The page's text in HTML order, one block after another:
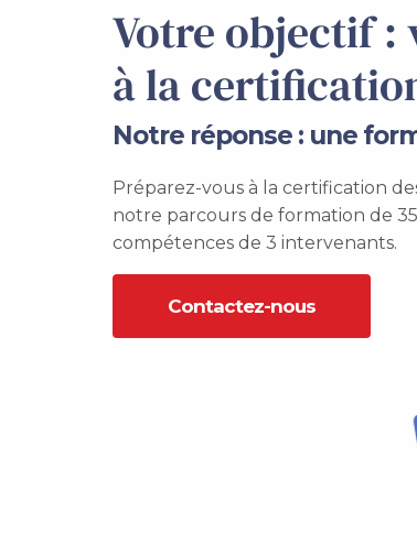
Votre objectif :
à la
Notre réponse : une
Préparez-vous à la certification
notre parcours de formation de
compétences de 3 intervenants.
Contactez-nous